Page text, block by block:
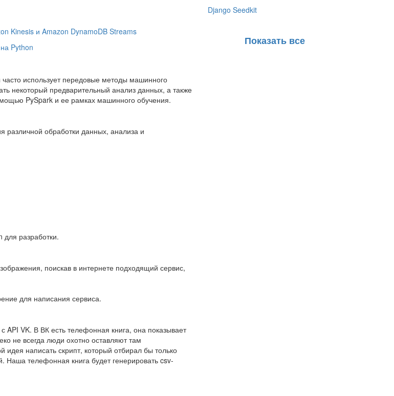
Kinesis и Amazon DynamoDB Streams
Python
использует передовые методы машинного
некоторый предварительный анализ данных, а также
PySpark и ее рамках машинного обучения.
различной обработки данных, анализа и
разработки.
поискав в интернете подходящий сервис,
для написания сервиса.
API VK. В ВК есть телефонная книга, она показывает
не всегда люди охотно оставляют там
написать скрипт, который отбирал бы только
телефонная книга будет генерировать csv-
Django Seedkit
Показать все